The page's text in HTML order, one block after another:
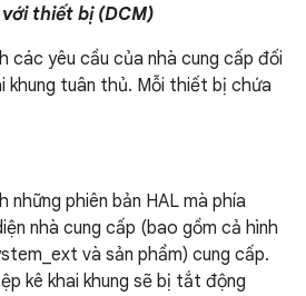
thiết bị (DCM)
các yêu cầu của nhà cung cấp đối
khung tuân thủ. Mỗi thiết bị chứa
những phiên bản HAL mà phía
nhà cung cấp (bao gồm cả hình
và sản phẩm) cung cấp.
kê khai khung sẽ bị tắt động